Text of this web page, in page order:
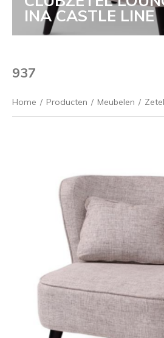
INA CASTLE LINE
937
Home / Producten / Meubelen /